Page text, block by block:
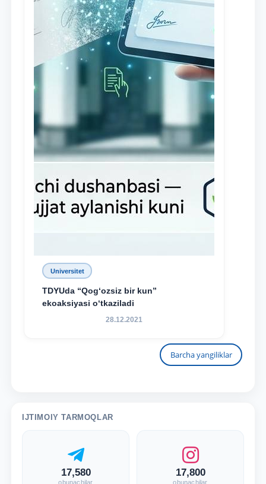
Universitet
TDYUda “Qog‘ozsiz bir kun”
ekoaksiyasi o‘tkaziladi
28.12.2021
Barcha yangiliklar
IJTIMOIY TARMOQLAR
17,580
obunachilar
17,800
obunachilar